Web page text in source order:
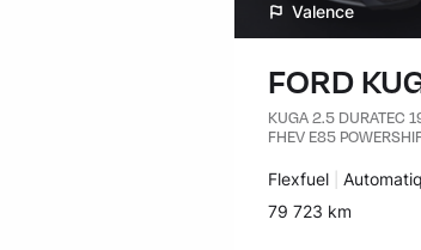
Valence
FORD
KUGA 2.5 DURATEC
FHEV E85
Carburant :
Flexfuel
Kilomètres :
79 723 km